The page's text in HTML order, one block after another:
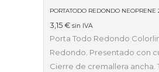
PORTATODO REDONDO NEOPRENE
3,15 € sin IVA
Porta Todo Redondo
Redondo. Presentado con
Cierre de cremallera ancha.